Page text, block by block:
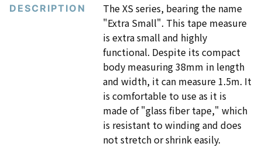
DESCRIPTION
The XS series, bearing the name
"Extra Small". This tape measure
is extra small and highly
functional. Despite its compact
body measuring 38mm in length
and width, it can measure 1.5m. It
is comfortable to use as it is
made of "glass fiber tape," which
is resistant to winding and does
not stretch or shrink easily.